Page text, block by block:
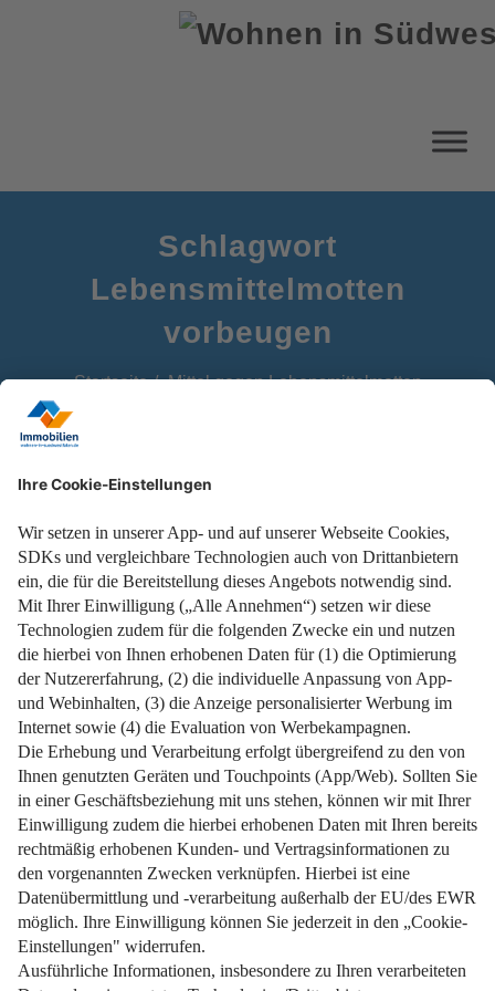
Schlagwort
Lebensmittelmotten
vorbeugen
Startseite Mittel gegen Lebensmittelmotten
Ungebetene Gäste in der Küche? Mit diesen Tipps wird man
sie schnell wieder los.
Weiterlesen
Impressum Datenschutz Nutzungsbedingungen
Pflichtinformationen AGB Über uns Bildquellen
Barrierefreiheit Widerrufsformular